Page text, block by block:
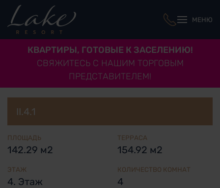
МЕНЮ
КВАРТИРЫ, ГОТОВЫЕ К ЗАСЕЛЕНИЮ!
СВЯЖИТЕСЬ С НАШИМ ТОРГОВЫМ
ПРЕДСТАВИТЕЛЕМ!
II.4.1
ПЛОЩАДЬ
142.29 м2
ТЕРРАСА
154.92 м2
ЭТАЖ
4. Этаж
КОЛИЧЕСТВО КОМНАТ
4